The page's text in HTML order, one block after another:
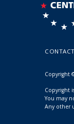
CONTACT
Copyright
Copyright
You may
Any other